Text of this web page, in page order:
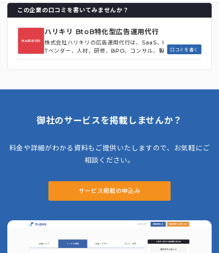
この企業の口コミを書いてみませんか？
ハリキリ BtoB特化型広告運用代行
株式会社ハリキリの広告運用代行は、SaaS、I
Tベンダー、人材、研修、BPO、コンサル、製
造業などのBtoB企業に特化したWeb広告運用
口コミを書く
御社のサービスを掲載しませんか？
料金や詳細がわかる資料もご提供いたしますので、お気軽にご
相談ください。
サービス掲載の申込み